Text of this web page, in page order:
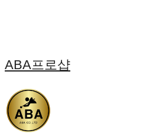
ABA프로샵